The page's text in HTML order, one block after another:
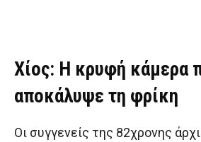
Χίος: Η κρυφή κάμερα
αποκάλυψε τη φρίκη
Οι συγγενείς της 82χρονης